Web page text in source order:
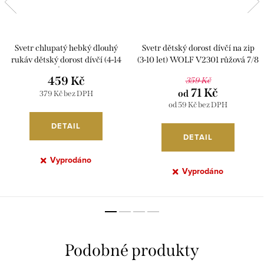
Svetr chlupatý hebký dlouhý
rukáv dětský dorost dívčí (4-14
379 Kč bez DPH
459 Kč
DETAIL
Vyprodáno
Svetr dětský dorost dívčí na zip
(3-10 let) WOLF V2301 růžová 7/8
359 Kč
od 59 Kč bez DPH
od 71 Kč
DETAIL
Vyprodáno